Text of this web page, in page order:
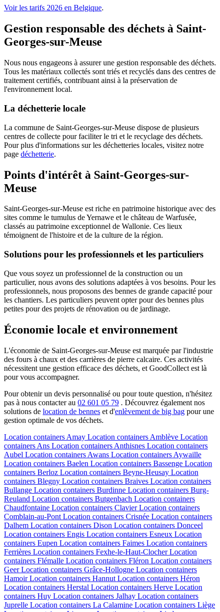
Voir les tarifs 2026 en Belgique.
Gestion responsable des déchets à Saint-
Georges-sur-Meuse
Nous nous engageons à assurer une gestion responsable des déchets.
Tous les matériaux collectés sont triés et recyclés dans des centres de
traitement certifiés, contribuant ainsi à la préservation de
l'environnement local.
La déchetterie locale
La commune de Saint-Georges-sur-Meuse dispose de plusieurs
centres de collecte pour faciliter le tri et le recyclage des déchets.
Pour plus d'informations sur les déchetteries locales, visitez notre
page déchetterie.
Points d'intérêt à Saint-Georges-sur-
Meuse
Saint-Georges-sur-Meuse est riche en patrimoine historique avec des
sites comme le tumulus de Yernawe et le château de Warfusée,
classés au patrimoine exceptionnel de Wallonie. Ces lieux
témoignent de l'histoire et de la culture de la région.
Solutions pour les professionnels et les particuliers
Que vous soyez un professionnel de la construction ou un
particulier, nous avons des solutions adaptées à vos besoins. Pour les
professionnels, nous proposons des bennes de grande capacité pour
les chantiers. Les particuliers peuvent opter pour des bennes plus
petites pour des projets de rénovation ou de jardinage.
Économie locale et environnement
L'économie de Saint-Georges-sur-Meuse est marquée par l'industrie
des fours à chaux et des carrières de pierre calcaire. Ces activités
nécessitent une gestion efficace des déchets, et GoodCollect est là
pour vous accompagner.
Pour obtenir un devis personnalisé ou pour toute question, n'hésitez
pas à nous contacter au 02 601 05 79 . Découvrez également nos
solutions de location de bennes et d'enlèvement de big bag pour une
gestion optimale de vos déchets.
Location containers Amay Location containers Amblève Location
containers Ans Location containers Anthisnes Location containers
Aubel Location containers Awans Location containers Aywaille
Location containers Baelen Location containers Bassenge Location
containers Berloz Location containers Beyne-Heusay Location
containers Blegny Location containers Braives Location containers
Bullange Location containers Burdinne Location containers Burg-
Reuland Location containers Butgenbach Location containers
Chaudfontaine Location containers Clavier Location containers
Comblain-au-Pont Location containers Crisnée Location containers
Dalhem Location containers Dison Location containers Donceel
Location containers Engis Location containers Esneux Location
containers Eupen Location containers Faimes Location containers
Ferrières Location containers Fexhe-le-Haut-Clocher Location
containers Flémalle Location containers Fléron Location containers
Geer Location containers Grâce-Hollogne Location containers
Hamoir Location containers Hannut Location containers Héron
Location containers Herstal Location containers Herve Location
containers Huy Location containers Jalhay Location containers
Juprelle Location containers La Calamine Location containers Liège